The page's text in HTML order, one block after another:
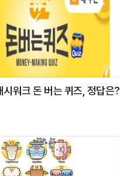
시워크 돈 버는 퀴즈, 정답은?